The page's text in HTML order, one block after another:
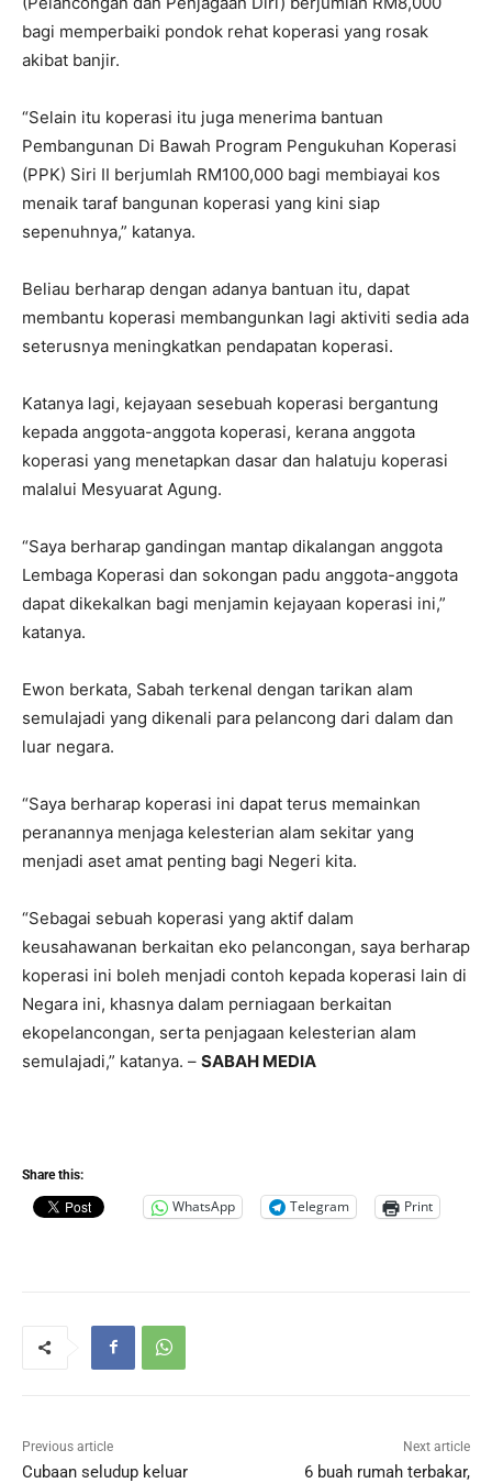
bagi memperbaiki pondok rehat koperasi yang rosak
akibat banjir.
“Selain itu koperasi itu juga menerima bantuan
Pembangunan Di Bawah Program Pengukuhan Koperasi
(PPK) Siri II berjumlah RM100,000 bagi membiayai kos
menaik taraf bangunan koperasi yang kini siap
sepenuhnya,” katanya.
Beliau berharap dengan adanya bantuan itu, dapat
membantu koperasi membangunkan lagi aktiviti sedia ada
seterusnya meningkatkan pendapatan koperasi.
Katanya lagi, kejayaan sesebuah koperasi bergantung
kepada anggota-anggota koperasi, kerana anggota
koperasi yang menetapkan dasar dan halatuju koperasi
malalui Mesyuarat Agung.
“Saya berharap gandingan mantap dikalangan anggota
Lembaga Koperasi dan sokongan padu anggota-anggota
dapat dikekalkan bagi menjamin kejayaan koperasi ini,”
katanya.
Ewon berkata, Sabah terkenal dengan tarikan alam
semulajadi yang dikenali para pelancong dari dalam dan
luar negara.
“Saya berharap koperasi ini dapat terus memainkan
peranannya menjaga kelesterian alam sekitar yang
menjadi aset amat penting bagi Negeri kita.
“Sebagai sebuah koperasi yang aktif dalam
keusahawanan berkaitan eko pelancongan, saya berharap
koperasi ini boleh menjadi contoh kepada koperasi lain di
Negara ini, khasnya dalam perniagaan berkaitan
ekopelancongan, serta penjagaan kelesterian alam
semulajadi,” katanya. – SABAH MEDIA
Share this:
WhatsApp Telegram Print
Previous article
Cubaan seludup keluar
Next article
6 buah rumah terbakar,